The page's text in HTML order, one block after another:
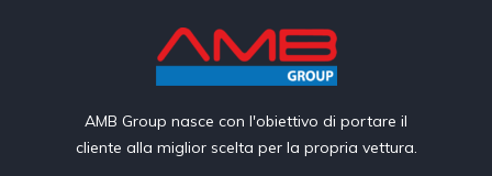
AMB Group nasce con l'obiettivo di portare il
cliente alla miglior scelta per la propria vettura.